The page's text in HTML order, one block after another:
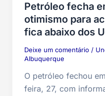
Petróleo fecha
otimismo para
fica abaixo dos
Deixe um comentário /
Albuquerque
O petróleo fechou
feira, 27, com